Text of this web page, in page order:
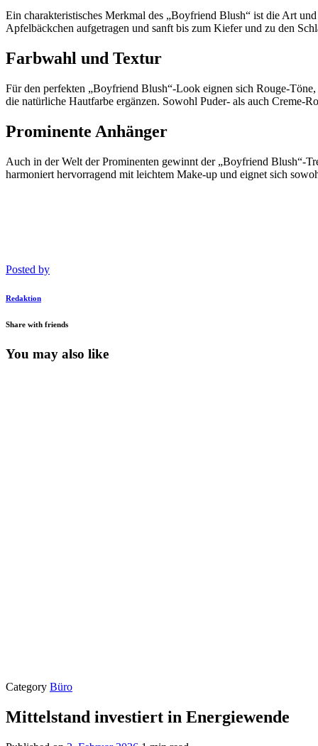
Ein charakteristisches Merkmal des „Boyfriend Blush“ ist die Art
Apfelbäckchen aufgetragen und sanft bis zum Kiefer und zu den
Farbwahl und Textur
Für den perfekten „Boyfriend Blush“-Look eignen sich Rouge-
die natürliche Hautfarbe ergänzen. Sowohl Puder- als auch Creme-
Prominente Anhänger
Auch in der Welt der Prominenten gewinnt der „Boyfriend Blush“-
harmoniert hervorragend mit leichtem Make-up und eignet sich
Posted by
Redaktion
Share with friends
You may also like
Category Büro
Mittelstand investiert in Energiewende